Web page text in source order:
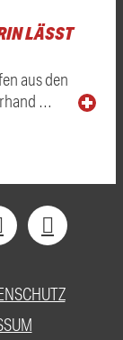
LÄSST
aus den
…